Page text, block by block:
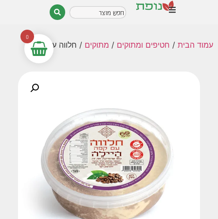
עמוד הבית / חטיפים ומתוקים / מתוקים / חלווה עם קפה
0